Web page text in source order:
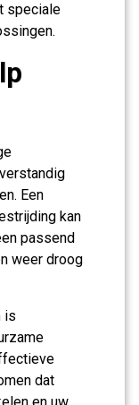
speciale
Een
kan
passend
weer droog
is
dat